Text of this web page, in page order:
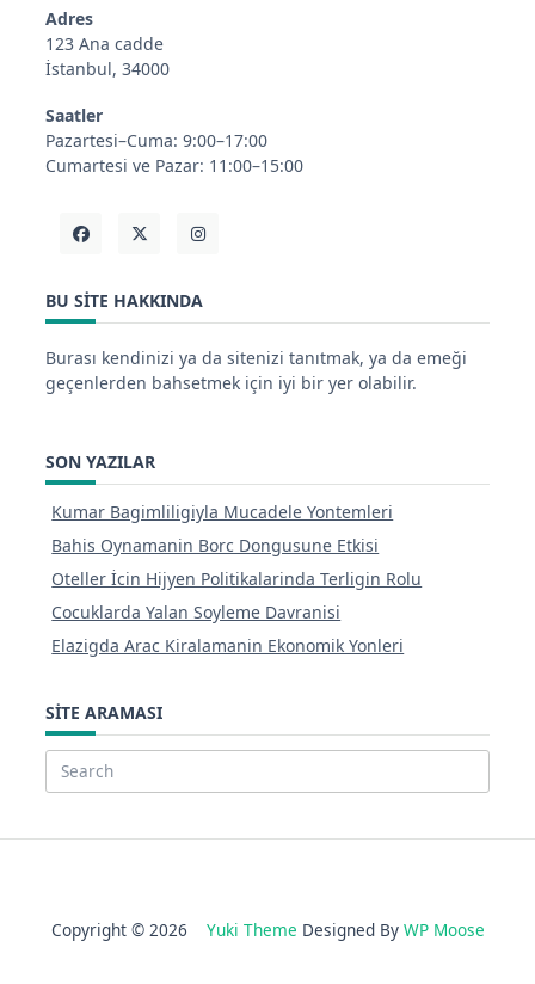
Adres
123 Ana cadde
İstanbul, 34000
Saatler
Pazartesi–Cuma: 9:00–17:00
Cumartesi ve Pazar: 11:00–15:00
BU SITE HAKKINDA
Burası kendinizi ya da sitenizi tanıtmak, ya da emeği
geçenlerden bahsetmek için iyi bir yer olabilir.
SON YAZILAR
Kumar Bagimliligiyla Mucadele Yontemleri
Bahis Oynamanin Borc Dongusune Etkisi
Oteller İcin Hijyen Politikalarinda Terligin Rolu
Cocuklarda Yalan Soyleme Davranisi
Elazigda Arac Kiralamanin Ekonomik Yonleri
SITE ARAMASI
Search
Copyright © 2026 Yuki Theme Designed By WP Moose